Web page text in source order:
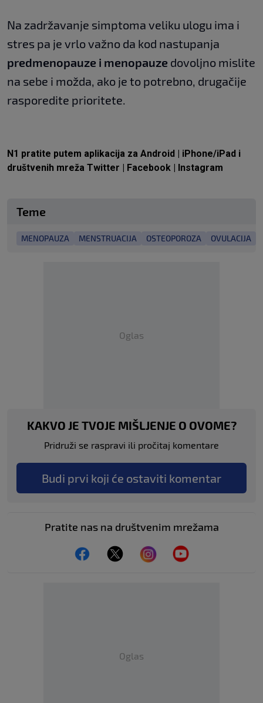
Na zadržavanje simptoma veliku ulogu ima i
stres pa je vrlo važno da kod nastupanja
predmenopauze i menopauze dovoljno mislite
na sebe i možda, ako je to potrebno, drugačije
rasporedite prioritete.
N1 pratite putem aplikacija za Android iPhone/iPad i
društvenih mreža Twitter Facebook Instagram
Teme
MENOPAUZA MENSTRUACIJA OSTEOPOROZA OVULACIJA
Oglas
KAKVO JE TVOJE MIŠLJENJE O OVOME?
Pridruži se raspravi ili pročitaj komentare
Budi prvi koji će ostaviti komentar
Pratite nas na društvenim mrežama
Oglas